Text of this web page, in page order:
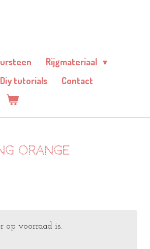
Rijgmateriaal
Diy tutorials
Contact
orange
op voorraad is.